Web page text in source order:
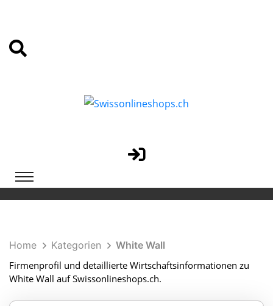
Home Kategorien
White Wall
Firmenprofil und detaillierte Wirtschaftsinformationen zu
White Wall auf Swissonlineshops.ch.